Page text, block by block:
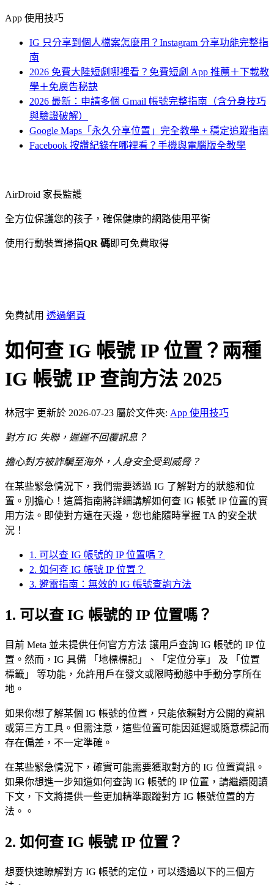
App 使用技巧
IG 只分享到個人檔案怎麼用？Instagram 分享功能完整指
南
2026 免費大陸短劇哪裡看？免費短劇 App 推薦＋下載教
學＋免廣告秘訣
2026 最新：申請多個 Gmail 帳號完整指南（含分身技巧
與驗證破解）
Google Maps「永久分享位置」完全教學 + 穩定追蹤指南
Facebook 按讚紀錄在哪裡看？手機與電腦版全教學
AirDroid 家長監護
全方位保護您的孩子，確保健康的網路使用平衡
使用行動裝置掃描QR 碼即可免費取得
免費試用 透過網頁
如何查 IG 帳號 IP 位置？兩種
IG 帳號 IP 查詢方法 2025
林冠宇 更新於 2026-07-23 屬於文件夾: App 使用技巧
對方 IG 失聯，遲遲不回覆訊息？
擔心對方被詐騙至海外，人身安全受到威脅？
在某些緊急情況下，我們需要透過 IG 了解對方的狀態和位
置。別擔心！這篇指南將詳細講解如何查 IG 帳號 IP 位置的實
用方法。即使對方遠在天邊，您也能隨時掌握 TA 的安全狀
況！
1. 可以查 IG 帳號的 IP 位置嗎？
2. 如何查 IG 帳號 IP 位置？
3. 避雷指南：無效的 IG 帳號查詢方法
1. 可以查 IG 帳號的 IP 位置嗎？
目前 Meta 並未提供任何官方方法 讓用戶查詢 IG 帳號的 IP 位
置。然而，IG 具備 「地標標記」、「定位分享」 及 「位置
標籤」 等功能，允許用戶在發文或限時動態中手動分享所在
地。
如果你想了解某個 IG 帳號的位置，只能依賴對方公開的資訊
或第三方工具。但需注意，這些位置可能因延遲或隨意標記而
存在偏差，不一定準確。
在某些緊急情況下，確實可能需要獲取對方的 IG 位置資訊。
如果你想進一步知道如何查詢 IG 帳號的 IP 位置，請繼續閱讀
下文，下文將提供一些更加精準跟蹤對方 IG 帳號位置的方
法。。
2. 如何查 IG 帳號 IP 位置？
想要快速瞭解對方 IG 帳號的定位，可以透過以下的三個方